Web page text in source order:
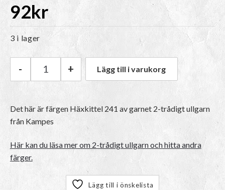
92kr
3 i lager
Kampes 2-trådigt ullgarn | 241 Häxkittel
- + Lägg till i varukorg
Det här är färgen Häxkittel 241 av garnet 2-trådigt ullgarn
från Kampes
Här kan du läsa mer om 2-trådigt ullgarn och hitta andra
färger.
Lägg till i önskelista